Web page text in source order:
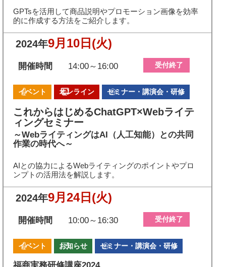
GPTsを活用して商品説明やプロモーション画像を効率
的に作成する方法をご紹介します。
2024年9月10日 (火)
開催時間 14:00～16:00 受付終了
イベント オンライン セミナー・講演会・研修
これからはじめるChatGPT×Webライテ
ィングセミナー
～WebライティングはAI（人工知能）との共同
作業の時代へ～
AIとの協力によるWebライティングのポイントやプロ
ンプトの活用法を解説します。
2024年9月24日 (火)
開催時間 10:00～16:30 受付終了
イベント お知らせ セミナー・講演会・研修